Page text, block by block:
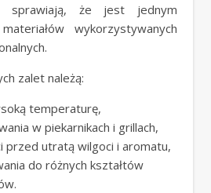
sprawiają, że jest jednym
wykorzystywanych
zalet należą:
temperaturę,
w piekarnikach i grillach,
przed utratą wilgoci i aromatu,
do różnych kształtów